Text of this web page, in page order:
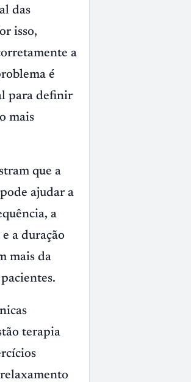
das
isso,
a
é
para definir
mais
que a
ajudar a
a
a duração
mais da
terapia